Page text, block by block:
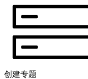
创建专题